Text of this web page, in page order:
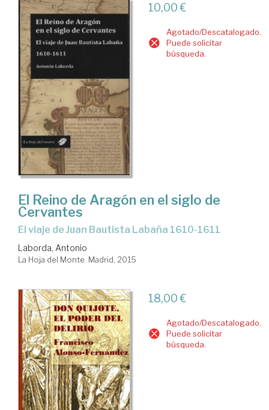
10,00 €
Agotado/Descatalogado.
Puede solicitar
búsqueda.
El Reino de Aragón en el siglo de
Cervantes
el viaje de Juan Bautista Labaña 1610-1611
Laborda, Antonio
La Hoja del Monte. Madrid, 2015
18,00 €
Agotado/Descatalogado.
Puede solicitar
búsqueda.